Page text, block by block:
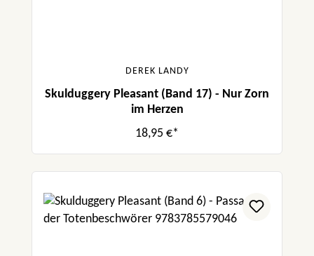
DEREK LANDY
Skulduggery Pleasant (Band 17) - Nur Zorn
im Herzen
18,95 €*